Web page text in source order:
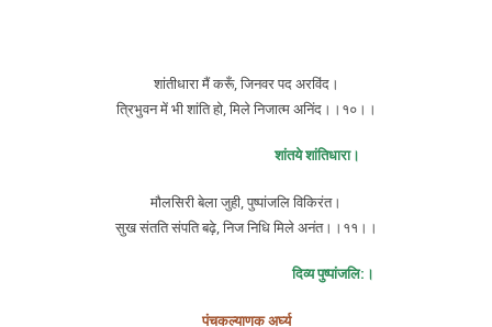
शांतीधारा मैं करूँ, जिनवर पद अरविंद।
त्रिभुवन में भी शांति हो, मिले निजात्म अनिंद।।१०।।
शांतये शांतिधारा।
मौलसिरी बेला जुही, पुष्पांजलि विकिरंत।
सुख संतति संपति बढ़े, निज निधि मिले अनंत।।११।।
दिव्य पुष्पांजलि:।
पंचकल्याणक अर्घ्य